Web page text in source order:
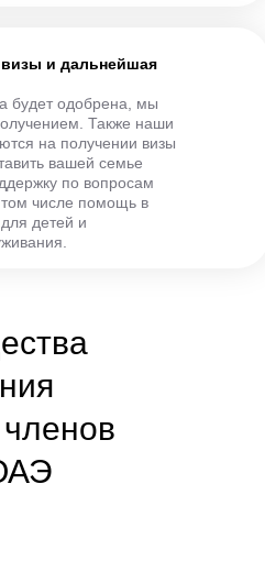
и дальнейшая
будет одобрена, мы
Также наши
на получении визы
вашей семье
по вопросам
числе помощь в
детей и